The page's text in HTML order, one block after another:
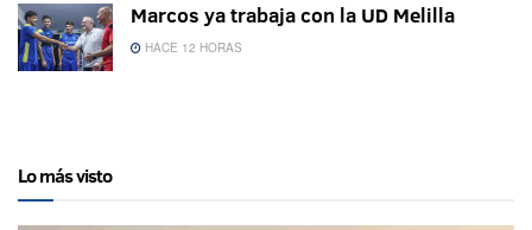
Marcos ya trabaja con la UD Melilla
HACE 12 HORAS
Lo más visto